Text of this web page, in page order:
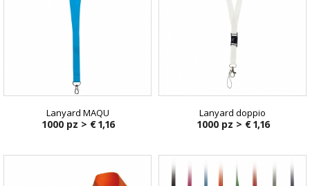
Lanyard MAQU
1000 pz > € 1,16
Lanyard doppio
1000 pz > € 1,16